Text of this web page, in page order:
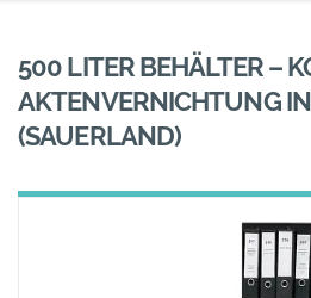
500 LITER BEHÄLTER –
AKTENVERNICHTUNG
(SAUERLAND)